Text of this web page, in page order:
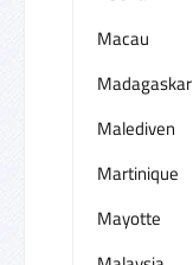
Macau
Madagaskar
Malediven
Martinique
Mayotte